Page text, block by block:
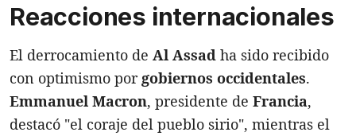
Reacciones internacionales
El derrocamiento de Al Assad ha sido recibido
con optimismo por gobiernos occidentales.
Emmanuel Macron, presidente de Francia,
destacó "el coraje del pueblo sirio", mientras el